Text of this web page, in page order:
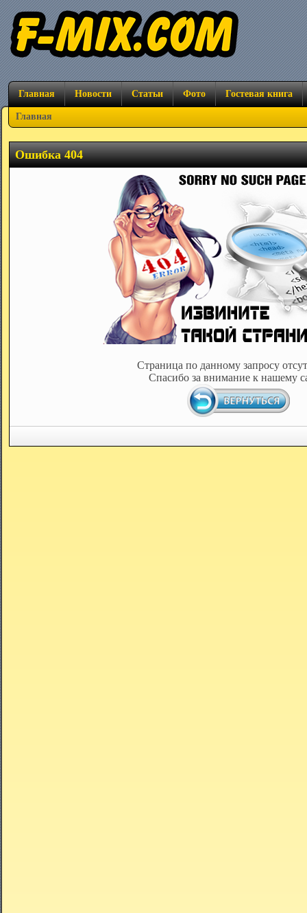
Главная Новости Статьи Фото Гостевая книга
Главная
Ошибка 404
Страница по данному запросу
Спасибо за внимание к нашему